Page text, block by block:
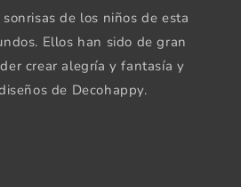
de los niños de esta
Ellos han sido de gran
crear alegría y fantasía y
de Decohappy.